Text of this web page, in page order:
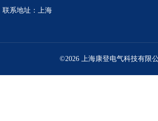
联系地址：上海
©2026 上海康登电气科技有限